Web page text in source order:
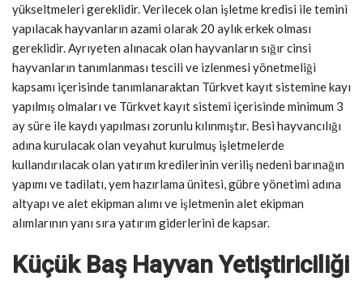
yükseltmeleri gereklidir. Verilecek olan işletme kredisi ile temini
yapılacak hayvanların azami olarak 20 aylık erkek olması
gereklidir. Ayrıyeten alınacak olan hayvanların sığır cinsi
hayvanların tanımlanması tescili ve izlenmesi yönetmeliği
kapsamı içerisinde tanımlanaraktan Türkvet kayıt sistemine kayı
yapılmış olmaları ve Türkvet kayıt sistemi içerisinde minimum 3
ay süre ile kaydı yapılması zorunlu kılınmıştır. Besi hayvancılığı
adına kurulacak olan veyahut kurulmuş işletmelerde
kullandırılacak olan yatırım kredilerinin veriliş nedeni barınağın
yapımı ve tadilatı, yem hazırlama ünitesi, gübre yönetimi adına
altyapı ve alet ekipman alımı ve işletmenin alet ekipman
alımlarının yanı sıra yatırım giderlerini de kapsar.
Küçük Baş Hayvan Yetiştiriciliği